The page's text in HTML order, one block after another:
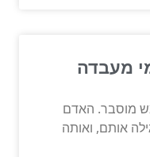
מעבדה
מוסבר. האדם
אותם, ואותה